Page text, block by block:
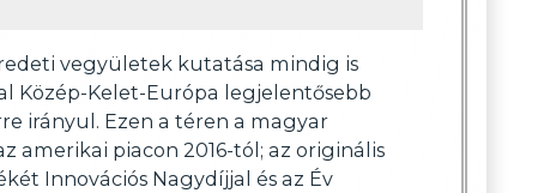
vegyületek kutatása mindig is
Közép-Kelet-Európa legjelentősebb
irányul. Ezen a téren a magyar
amerikai piacon 2016-tól; az originális
Innovációs Nagydíjjal és az Év